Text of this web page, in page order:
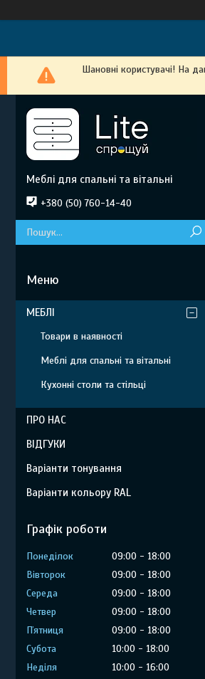
Шановні користувачі! На
Меблі для спальні та вітальні
+380 (50) 760-14-40
МЕБЛІ
Товари в наявності
Меблі для спальні та вітальні
Кухонні столи та стільці
ПРО НАС
ВІДГУКИ
Варіанти тонування
Варіанти кольору RAL
Графік роботи
Понеділок 09:00
18:00
Вівторок
09:00
18:00
Середа
09:00
18:00
Четвер
09:00
18:00
Пʼятниця
09:00
18:00
Субота
10:00
18:00
Неділя
10:00 16:00